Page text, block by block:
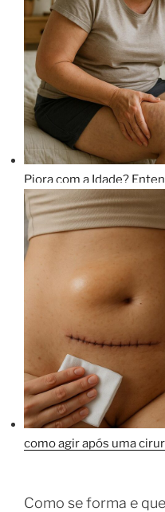
Piora com a Idade?
como agir após uma
Como se forma e